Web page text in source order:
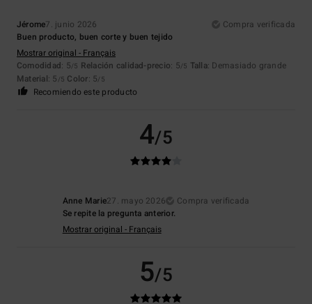
Jérome7. junio 2026
Compra verificada
Buen producto, buen corte y buen tejido
Mostrar original - Français
Comodidad: 5/5 Relación calidad-precio: 5/5 Talla: Demasiado grande
Material: 5 /5 Color: 5/5
Recomiendo este producto
4/5
Anne Marie27. mayo 2026
Compra verificada
Se repite la pregunta anterior.
Mostrar original - Français
5/5